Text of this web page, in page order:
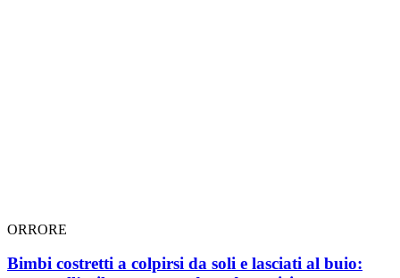
ORRORE
Bimbi costretti a colpirsi da soli e lasciati al buio: